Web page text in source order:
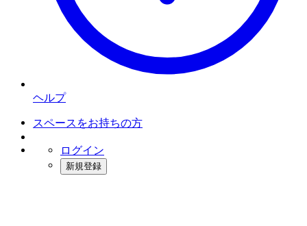
ヘルプ
スペースをお持ちの方
ログイン
新規登録